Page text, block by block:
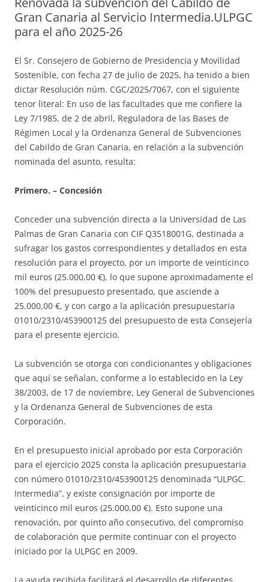
Gran Canaria al Servicio Intermedia.ULPGC
para el año 2025-26
El Sr. Consejero de Gobierno de Presidencia y Movilidad
Sostenible, con fecha 27 de julio de 2025, ha tenido a bien
dictar Resolución núm. CGC/2025/7067, con el siguiente
tenor literal: En uso de las facultades que me confiere la
Ley 7/1985, de 2 de abril, Reguladora de las Bases de
Régimen Local y la Ordenanza General de Subvenciones
del Cabildo de Gran Canaria, en relación a la subvención
nominada del asunto, resulta:
Primero. – Concesión
Conceder una subvención directa a la Universidad de Las
Palmas de Gran Canaria con CIF Q3518001G, destinada a
sufragar los gastos correspondientes y detallados en esta
resolución para el proyecto, por un importe de veinticinco
mil euros (25.000,00 €), lo que supone aproximadamente el
100% del presupuesto presentado, que asciende a
25.000,00 €, y con cargo a la aplicación presupuestaria
01010/2310/453900125 del presupuesto de esta Consejería
para el presente ejercicio.
La subvención se otorga con condicionantes y obligaciones
que aquí se señalan, conforme a lo establecido en la Ley
38/2003, de 17 de noviembre, Ley General de Subvenciones
y la Ordenanza General de Subvenciones de esta
Corporación.
En el presupuesto inicial aprobado por esta Corporación
para el ejercicio 2025 consta la aplicación presupuestaria
con número 01010/2310/453900125 denominada “ULPGC.
Intermedia”, y existe consignación por importe de
veinticinco mil euros (25.000,00 €). Esto supone una
renovación, por quinto año consecutivo, del compromiso
de colaboración que permite continuar con el proyecto
iniciado por la ULPGC en 2009.